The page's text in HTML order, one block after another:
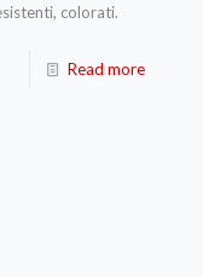
colorati.
Read more